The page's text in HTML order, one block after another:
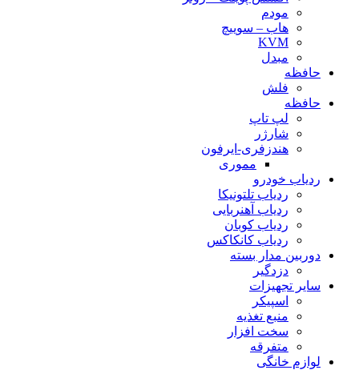
مودم
هاب – سوییچ
KVM
مبدل
حافظه
فلش
حافظه
لپ تاپ
شارژر
هندزفری-ایرفون
مموری
ردیاب خودرو
ردیاب تلتونیکا
ردیاب آهنربایی
ردیاب کوبان
ردیاب کانکاکس
دوربین مدار بسته
دزدگیر
سایر تجهیزات
اسپیکر
منبع تغذیه
سخت افزار
متفرقه
لوازم خانگی